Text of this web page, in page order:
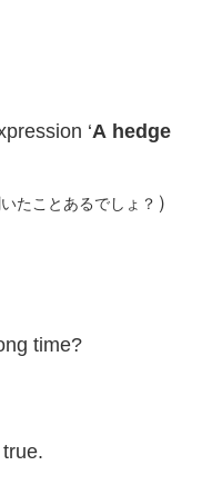
‘A hedge
たことあるでしょ？ ）
time?